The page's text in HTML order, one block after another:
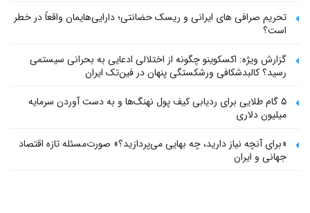
تحریم صرافی های ایرانی و ریسک حضانتی؛ دارایی‌هایمان واقعاً در خطر
است؟
گزارش ویژه: اکسکوینو چگونه از اختلالی ادعایی به بحرانی سیستمی
رسید؟ کالبدشکافی ورشکستگی پنهان در فین‌تک ایران
۵ گام طلایی برای ردیابی کیف پول‌ نهنگ‌ها و به دست آوردن سرمایه
میلیون دلاری
«برای آنچه نیاز دارید، چه بهایی می‌پردازید؟» صورت‌مسئله تازه اقتصاد
جهانی و ایران